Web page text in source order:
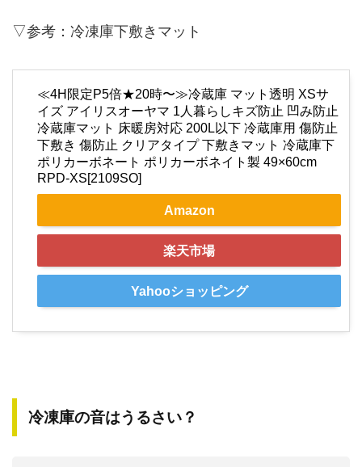
▽参考：冷凍庫下敷きマット
≪4H限定P5倍★20時〜≫冷蔵庫 マット透明 XSサ
イズ アイリスオーヤマ 1人暮らしキズ防止 凹み防止
冷蔵庫マット 床暖房対応 200L以下 冷蔵庫用 傷防止
下敷き 傷防止 クリアタイプ 下敷きマット 冷蔵庫下
ポリカーボネート ポリカーボネイト製 49×60cm
RPD-XS[2109SO]
Amazon
楽天市場
Yahooショッピング
冷凍庫の音はうるさい？